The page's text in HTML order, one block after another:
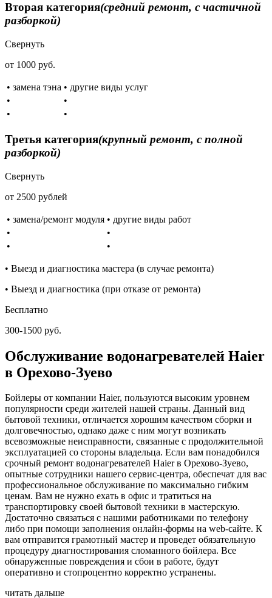
Вторая категория(средний ремонт, с частичной
разборкой)
Свернуть
от 1000 руб.
• замена тэна • другие виды услуг
•
•
•
•
Третья категория(крупный ремонт, с полной
разборкой)
Свернуть
от 2500 рублей
• замена/ремонт модуля • другие виды работ
•
•
•
•
• Выезд и диагностика мастера (в случае ремонта)
• Выезд и диагностика (при отказе от ремонта)
Бесплатно
300-1500 руб.
Обслуживание водонагревателей Haier
в Орехово-Зуево
Бойлеры от компании Haier, пользуются высоким уровнем
популярности среди жителей нашей страны. Данный вид
бытовой техники, отличается хорошим качеством сборки и
долговечностью, однако даже с ним могут возникать
всевозможные неисправности, связанные с продолжительной
эксплуатацией со стороны владельца. Если вам понадобился
срочный ремонт водонагревателей Haier в Орехово-Зуево,
опытные сотрудники нашего сервис-центра, обеспечат для вас
профессиональное обслуживание по максимально гибким
ценам. Вам не нужно ехать в офис и тратиться на
транспортировку своей бытовой техники в мастерскую.
Достаточно связаться с нашими работниками по телефону
либо при помощи заполнения онлайн-формы на web-сайте. К
вам отправится грамотный мастер и проведет обязательную
процедуру диагностирования сломанного бойлера. Все
обнаруженные повреждения и сбои в работе, будут
оперативно и стопроцентно корректно устранены.
читать дальше